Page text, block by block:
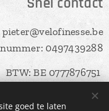
0497439288
BTW: BE 0777876751
goed te laten